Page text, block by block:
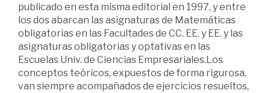
publicado en esta misma editorial en 1997, y entre
los dos abarcan las asignaturas de Matemáticas
obligatorias en las Facultades de CC. EE. y EE. y las
asignaturas obligatorias y optativas en las
Escuelas Univ. de Ciencias Empresariales.Los
conceptos teóricos, expuestos de forma rigurosa,
van siempre acompañados de ejercicios resueltos,